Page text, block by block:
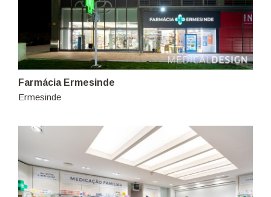
Farmácia Ermesinde
Ermesinde